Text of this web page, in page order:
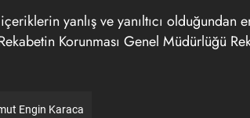
yanlış ve yanıltıcı olduğundan
Korunması Genel Müdürlüğü
Engin Karaca